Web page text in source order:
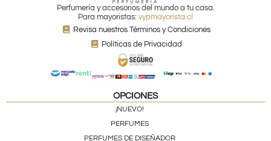
Perfumería y accesorios del mundo a tu casa.
Para mayoristas: vypmayorista.cl
Revisa nuestros Términos y Condiciones
Políticas de Privacidad
OPCIONES
¡NUEVO!
PERFUMES
PERFUMES DE DISEÑADOR